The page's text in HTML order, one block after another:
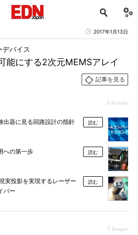
2017年1月13日
能にする2次元MEMSアレイ
バイス
記事を見る
6 Articles
出器に見る回路設計の指針 読む
への第一歩 読む
実投影を実現するレーザー
バー
読む
5 Images